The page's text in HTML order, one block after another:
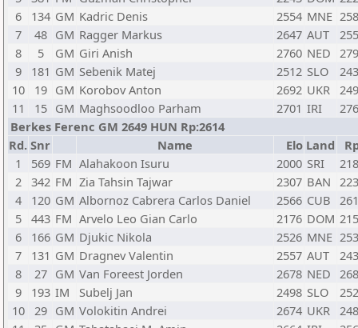
6
134 GM Kadric Denis 2554 MNE
7
48 GM Ragger Markus 2647 AUT
8
5 GM Giri Anish 2760 NED
9
181 GM Sebenik Matej 2512 SLO
10
19 GM Korobov Anton 2692 UKR
11
15 GM Maghsoodloo Parham 2701 IRI
Berkes Ferenc GM 2649 HUN Rp:2614
Rd. Snr Name Elo Land
1
569 FM Alahakoon Isuru 2000 SRI
2 342 FM Zia Tahsin Tajwar 2307 BAN
4
120 GM Albornoz Cabrera Carlos Daniel 2566 CUB
5 443 FM Arvelo Leo Gian Carlo 2176 DOM
6
166 GM Djukic Nikola 2526 MNE
7
131 GM Dragnev Valentin 2557 AUT
8
27 GM Van Foreest Jorden 2678 NED
9
193 IM Subelj Jan 2498 SLO
10 29 GM Volokitin Andrei 2674 UKR